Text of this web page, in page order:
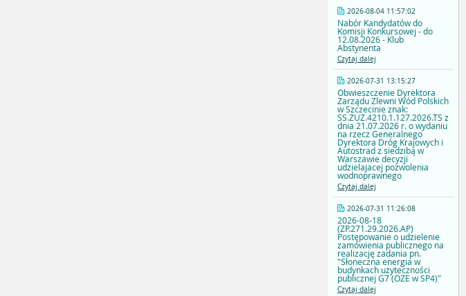
2026-08-04 11:57:02
Nabór Kandydatów do
Komisji Konkursowej - do
12.08.2026 - Klub
Abstynenta
Czytaj dalej
2026-07-31 13:15:27
Obwieszczenie Dyrektora
Zarządu Zlewni Wód Polskich
w Szczecinie znak:
SS.ZUZ.4210.1.127.2026.TS z
dnia 21.07.2026 r. o wydaniu
na rzecz Generalnego
Dyrektora Dróg Krajowych i
Autostrad z siedzibą w
Warszawie decyzji
udzielajacej pozwolenia
wodnoprawnego
Czytaj dalej
2026-07-31 11:26:08
2026-08-18
(ZP.271.29.2026.AP)
Postępowanie o udzielenie
zamówienia publicznego na
realizację zadania pn.
"Słoneczna energia w
budynkach użyteczności
publicznej G7 (OZE w SP4)"
Czytaj dalej